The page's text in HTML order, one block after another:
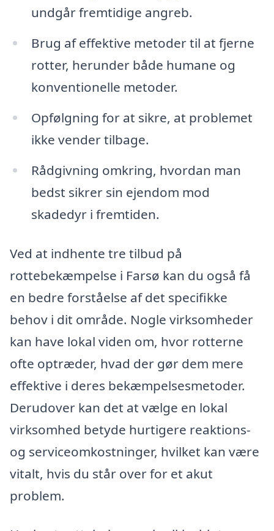
undgår fremtidige angreb.
Brug af effektive metoder til at fjerne
rotter, herunder både humane og
konventionelle metoder.
Opfølgning for at sikre, at problemet
ikke vender tilbage.
Rådgivning omkring, hvordan man
bedst sikrer sin ejendom mod
skadedyr i fremtiden.
Ved at indhente tre tilbud på
rottebekæmpelse i Farsø kan du også få
en bedre forståelse af det specifikke
behov i dit område. Nogle virksomheder
kan have lokal viden om, hvor rotterne
ofte optræder, hvad der gør dem mere
effektive i deres bekæmpelsesmetoder.
Derudover kan det at vælge en lokal
virksomhed betyde hurtigere reaktions-
og serviceomkostninger, hvilket kan være
vitalt, hvis du står over for et akut
problem.